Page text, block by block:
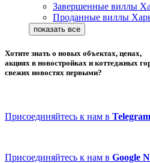
Завершенные виллы
Проданные виллы
Хотите знать о новых объектах, ценах,
акциях в новостройках и коттеджных
свежих новостях первыми?
Присоединяйтесь к нам в Telegram
Присоединяйтесь к нам в Google